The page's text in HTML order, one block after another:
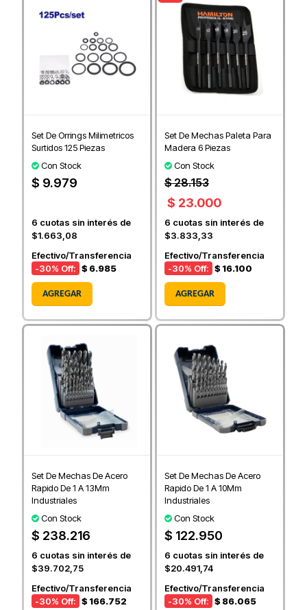
Set De Orrings Milimetricos
Surtidos 125 Piezas
Con Stock
$ 9.979
6 cuotas sin interés de
$1.663,08
Efectivo/Transferencia
-30% Off: $ 6.985
AGREGAR
Set De Mechas Paleta Para
Madera 6 Piezas
Con Stock
$ 28.153
$ 23.000
6 cuotas sin interés de
$3.833,33
Efectivo/Transferencia
-30% Off: $ 16.100
AGREGAR
Set De Mechas De Acero
Rapido De 1 A 13Mm
Industriales
Con Stock
$ 238.216
6 cuotas sin interés de
$39.702,75
Efectivo/Transferencia
-30% Off: $ 166.752
Set De Mechas De Acero
Rapido De 1 A 10Mm
Industriales
Con Stock
$ 122.950
6 cuotas sin interés de
$20.491,74
Efectivo/Transferencia
-30% Off: $ 86.065